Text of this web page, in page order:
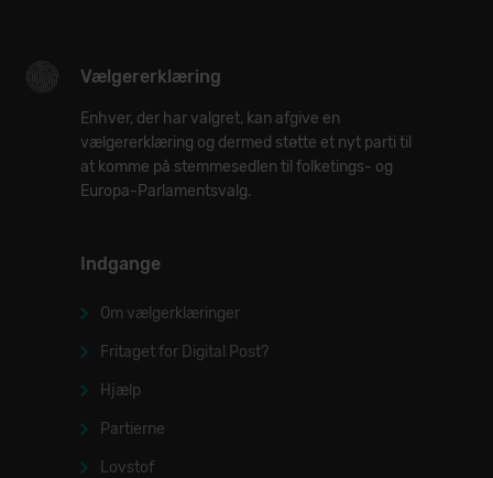
Vælgererklæring
Enhver, der har valgret, kan afgive en
vælgererklæring og dermed støtte et nyt parti til
at komme på stemmesedlen til folketings- og
Europa-Parlamentsvalg.
Indgange
Om vælgerklæringer
Fritaget for Digital Post?
Hjælp
Partierne
Lovstof